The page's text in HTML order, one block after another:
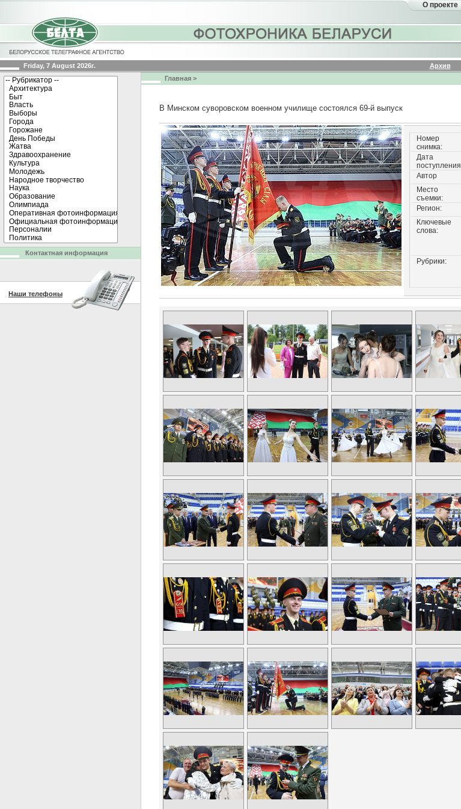
О проекте
Friday, 7 August 2026г. Архив
Главная >
В Минском суворовском военном училище состоялся 69-й выпуск
Номер
снимка:
Дата
поступления
Автор
Место
съемки:
Регион:
Ключевые
слова:
Рубрики:
Контактная информация
Наши телефоны